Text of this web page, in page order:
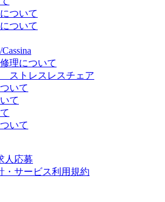
ついて
ついて
理について
ストレスレスチェア
いて
て
いて
人応募
・サービス利用規約